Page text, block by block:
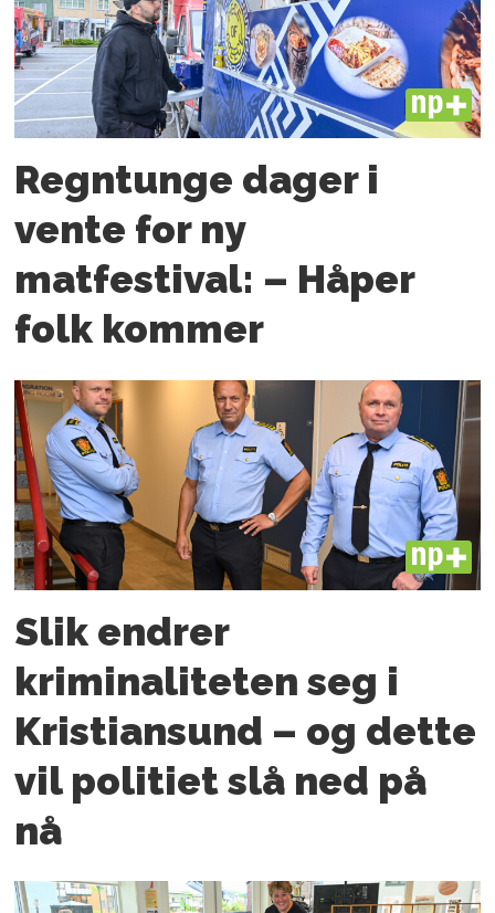
PLUS
Regntunge dager i
vente for ny
matfestival: – Håper
folk kommer
PLUS
Slik endrer
kriminaliteten seg i
Kristiansund – og dette
vil politiet slå ned på
nå